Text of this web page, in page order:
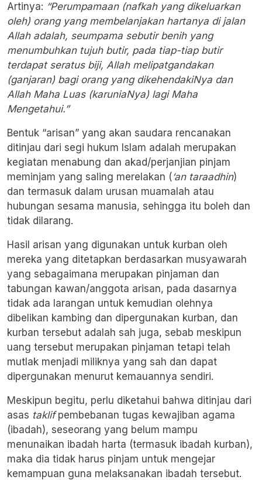
Artinya: “Perumpamaan (nafkah yang dikeluarkan
oleh) orang yang membelanjakan hartanya di jalan
Allah adalah, seumpama sebutir benih yang
menumbuhkan tujuh butir, pada tiap-tiap butir
terdapat seratus biji, Allah melipatgandakan
(ganjaran) bagi orang yang dikehendakiNya dan
Allah Maha Luas (karuniaNya) lagi Maha
Mengetahui.”
Bentuk “arisan” yang akan saudara rencanakan
ditinjau dari segi hukum Islam adalah merupakan
kegiatan menabung dan akad/perjanjian pinjam
meminjam yang saling merelakan ( ‘an taraadhin)
dan termasuk dalam urusan muamalah atau
hubungan sesama manusia, sehingga itu boleh dan
tidak dilarang.
Hasil arisan yang digunakan untuk kurban oleh
mereka yang ditetapkan berdasarkan musyawarah
yang sebagaimana merupakan pinjaman dan
tabungan kawan/anggota arisan, pada dasarnya
tidak ada larangan untuk kemudian olehnya
dibelikan kambing dan dipergunakan kurban, dan
kurban tersebut adalah sah juga, sebab meskipun
uang tersebut merupakan pinjaman tetapi telah
mutlak menjadi miliknya yang sah dan dapat
dipergunakan menurut kemauannya sendiri.
Meskipun begitu, perlu diketahui bahwa ditinjau dari
asas taklifpembebanan tugas kewajiban agama
(ibadah), seseorang yang belum mampu
menunaikan ibadah harta (termasuk ibadah kurban),
maka dia tidak harus pinjam untuk mengejar
kemampuan guna melaksanakan ibadah tersebut.